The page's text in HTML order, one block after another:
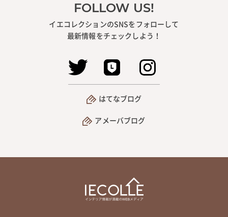
FOLLOW US!
イエコレクションのSNSをフォローして
最新情報をチェックしよう！
はてなブログ
アメーバブログ